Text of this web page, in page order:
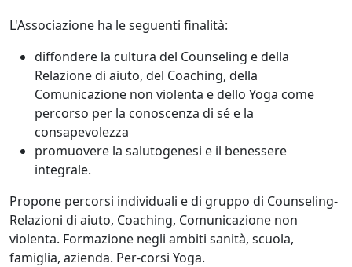
L'Associazione ha le seguenti finalità:
diffondere la cultura del Counseling e della
Relazione di aiuto, del Coaching, della
Comunicazione non violenta e dello Yoga come
percorso per la conoscenza di sé e la
consapevolezza
promuovere la salutogenesi e il benessere
integrale.
Propone percorsi individuali e di gruppo di Counseling-
Relazioni di aiuto, Coaching, Comunicazione non
violenta. Formazione negli ambiti sanità, scuola,
famiglia, azienda. Per-corsi Yoga.